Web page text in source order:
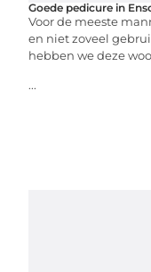
Goede pedicure in
Voor de meeste
en niet zoveel
hebben we deze
...